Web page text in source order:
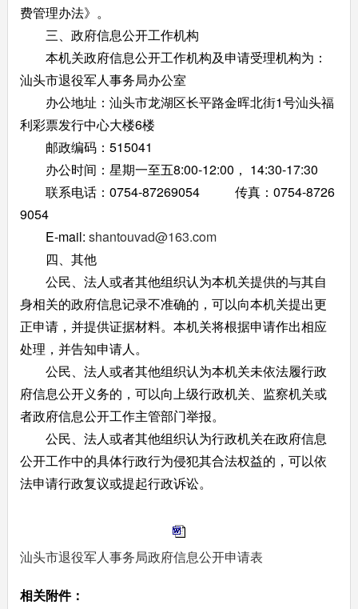
费管理办法》。
三、政府信息公开工作机构
本机关政府信息公开工作机构及申请受理机构为：
汕头市退役军人事务局办公室
办公地址：汕头市龙湖区长平路金晖北街1号汕头福
利彩票发行中心大楼6楼
邮政编码：515041
办公时间：星期一至五8:00-12:00， 14:30-17:30
联系电话：0754-87269054 传真：0754-8726
9054
E-mail: shantouvad@163.com
四、其他
公民、法人或者其他组织认为本机关提供的与其自
身相关的政府信息记录不准确的，可以向本机关提出更
正申请，并提供证据材料。本机关将根据申请作出相应
处理，并告知申请人。
公民、法人或者其他组织认为本机关未依法履行政
府信息公开义务的，可以向上级行政机关、监察机关或
者政府信息公开工作主管部门举报。
公民、法人或者其他组织认为行政机关在政府信息
公开工作中的具体行政行为侵犯其合法权益的，可以依
法申请行政复议或提起行政诉讼。
汕头市退役军人事务局政府信息公开申请表
相关附件：